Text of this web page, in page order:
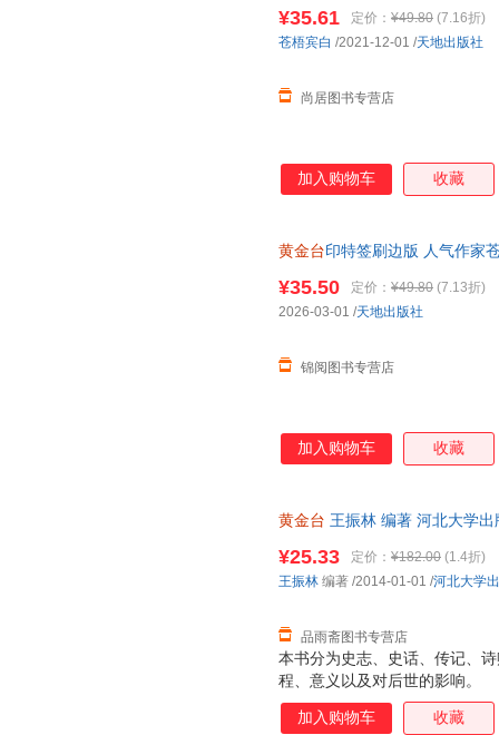
¥35.61 定价： ¥49.80 (7.16折)
尚居图书专营店
苍梧宾白 /2021-12-01 /天地出版社
加入购物车 收藏
黄金台印特签刷边版 人气作家
¥35.50 定价： ¥49.80 (7.13折)
锦阅图书专营店
2026-03-01 /天地出版社
加入购物车 收藏
黄金台 王振林 编著 河北大学
本书分为史志、史话、传记、
程、意义以及对后世的影响。
¥25.33 定价： ¥182.00 (1.4折)
品雨斋图书专营店
王振林 编著 /2014-01-01 /河北大学
加入购物车 收藏